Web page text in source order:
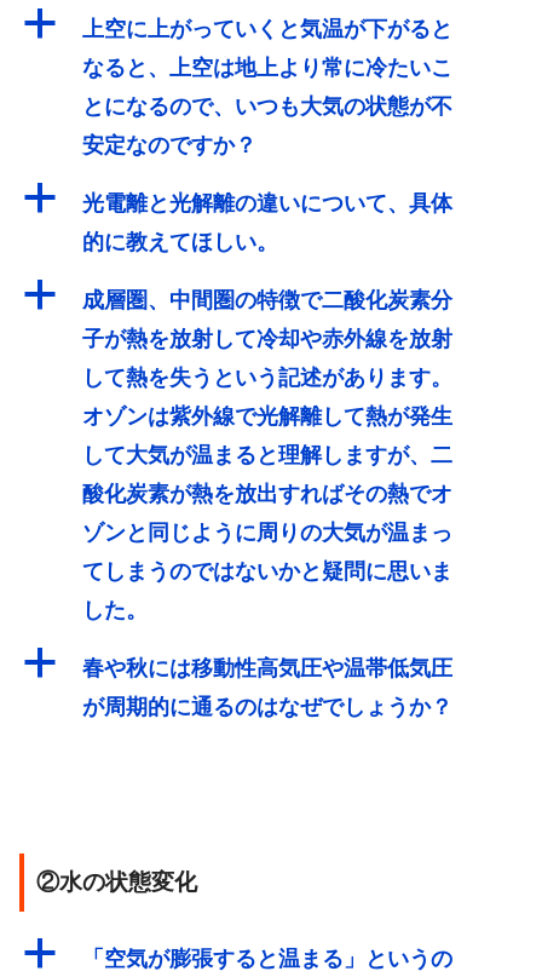
a
上空に上がっていくと気温が下がると
なると、上空は地上より常に冷たいこ
とになるので、いつも大気の状態が不
安定なのですか？
a
光電離と光解離の違いについて、具体
的に教えてほしい。
a
成層圏、中間圏の特徴で二酸化炭素分
子が熱を放射して冷却や赤外線を放射
して熱を失うという記述があります。
オゾンは紫外線で光解離して熱が発生
して大気が温まると理解しますが、二
酸化炭素が熱を放出すればその熱でオ
ゾンと同じように周りの大気が温まっ
てしまうのではないかと疑問に思いま
した。
a
春や秋には移動性高気圧や温帯低気圧
が周期的に通るのはなぜでしょうか？
②水の状態変化
a
「空気が膨張すると温まる」というの